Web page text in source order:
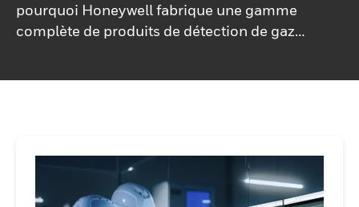
pourquoi Honeywell fabrique une gamme
complète de produits de détection de gaz
détecteurs de gaz, détecteurs de flammes,
alarmes de gaz naturel – offrent une
protection exceptionnelle à tous les